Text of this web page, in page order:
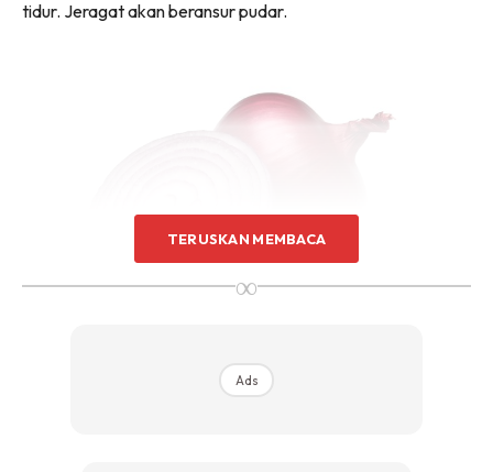
tidur. Jeragat akan beransur pudar.
TERUSKAN MEMBACA
∞
Ads